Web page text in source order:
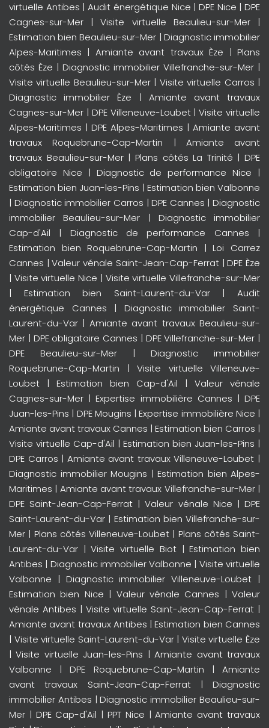
virtuelle Antibes |Audit énergétique Nice | DPE Nice |DPE
Cagnes-sur-Mer |Visite virtuelle Beaulieu-sur-Mer|
Estimation bien Beaulieu-sur-Mer | Diagnostic immobilier
Alpes-Maritimes | Amiante avant travaux Èze |Plans
côtés Èze | Diagnostic immobilier Villefranche-sur-Mer |
Visite virtuelle Beaulieu-sur-Mer| Visite virtuelle Carros |
Diagnostic immobilier Èze | Amiante avant travaux
Cagnes-sur-Mer | DPE Villeneuve-Loubet|Visite virtuelle
Alpes-Maritimes | DPE Alpes-Maritimes | Amiante avant
travaux Roquebrune-Cap-Martin | Amiante avant
travaux Beaulieu-sur-Mer| Plans côtés La Trinité | DPE
obligatoire Nice | Diagnostic de performance Nice |
Estimation bien Juan-les-Pins | Estimation bien Valbonne
| Diagnostic immobilier Carros |DPE Cannes | Diagnostic
immobilier Beaulieu-sur-Mer | Diagnostic immobilier
Cap-d'Ail | Diagnostic de performance Cannes |
Estimation bien Roquebrune-Cap-Martin |Loi Carrez
Cannes |Valeur vénale Saint-Jean-Cap-Ferrat|DPE Èze
| Visite virtuelle Nice | Visite virtuelle Villefranche-sur-Mer
| Estimation bien Saint-Laurent-du-Var|Audit
énergétique Cannes | Diagnostic immobilier Saint-
Laurent-du-Var | Amiante avant travaux Beaulieu-sur-
Mer | DPE obligatoire Cannes | DPE Villefranche-sur-Mer |
DPE Beaulieu-sur-Mer | Diagnostic immobilier
Roquebrune-Cap-Martin | Visite virtuelle Villeneuve-
Loubet | Estimation bien Cap-d'Ail | Valeur vénale
Cagnes-sur-Mer |Expertise immobilière Cannes |DPE
Juan-les-Pins | DPE Mougins |Expertise immobilière Nice |
Amiante avant travaux Cannes | Estimation bien Carros |
Visite virtuelle Cap-d'Ail | Estimation bien Juan-les-Pins |
DPE Carros | Amiante avant travaux Villeneuve-Loubet |
Diagnostic immobilier Mougins | Estimation bien Alpes-
Maritimes | Amiante avant travaux Villefranche-sur-Mer|
DPE Saint-Jean-Cap-Ferrat |Valeur vénale Nice |DPE
Saint-Laurent-du-Var | Estimation bien Villefranche-sur-
Mer | Plans côtés Villeneuve-Loubet | Plans côtés Saint-
Laurent-du-Var |Visite virtuelle Biot|Estimation bien
Antibes | Diagnostic immobilier Valbonne | Visite virtuelle
Valbonne | Diagnostic immobilier Villeneuve-Loubet |
Estimation bien Nice | Valeur vénale Cannes | Valeur
vénale Antibes | Visite virtuelle Saint-Jean-Cap-Ferrat |
Amiante avant travaux Antibes |Estimation bien Cannes
| Visite virtuelle Saint-Laurent-du-Var| Visite virtuelle Èze
|Visite virtuelle Juan-les-Pins |Amiante avant travaux
Valbonne |DPE Roquebrune-Cap-Martin |Amiante
avant travaux Saint-Jean-Cap-Ferrat| Diagnostic
immobilier Antibes |Diagnostic immobilier Beaulieu-sur-
Mer | DPE Cap-d'Ail |PPT Nice |Amiante avant travaux